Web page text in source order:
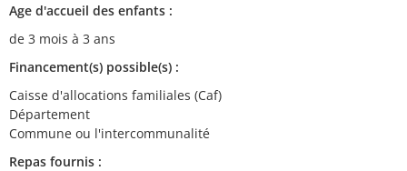
Age d'accueil des enfants :
de 3 mois à 3 ans
Financement(s) possible(s) :
Caisse d'allocations familiales (Caf)
Département
Commune ou l'intercommunalité
Repas fournis :